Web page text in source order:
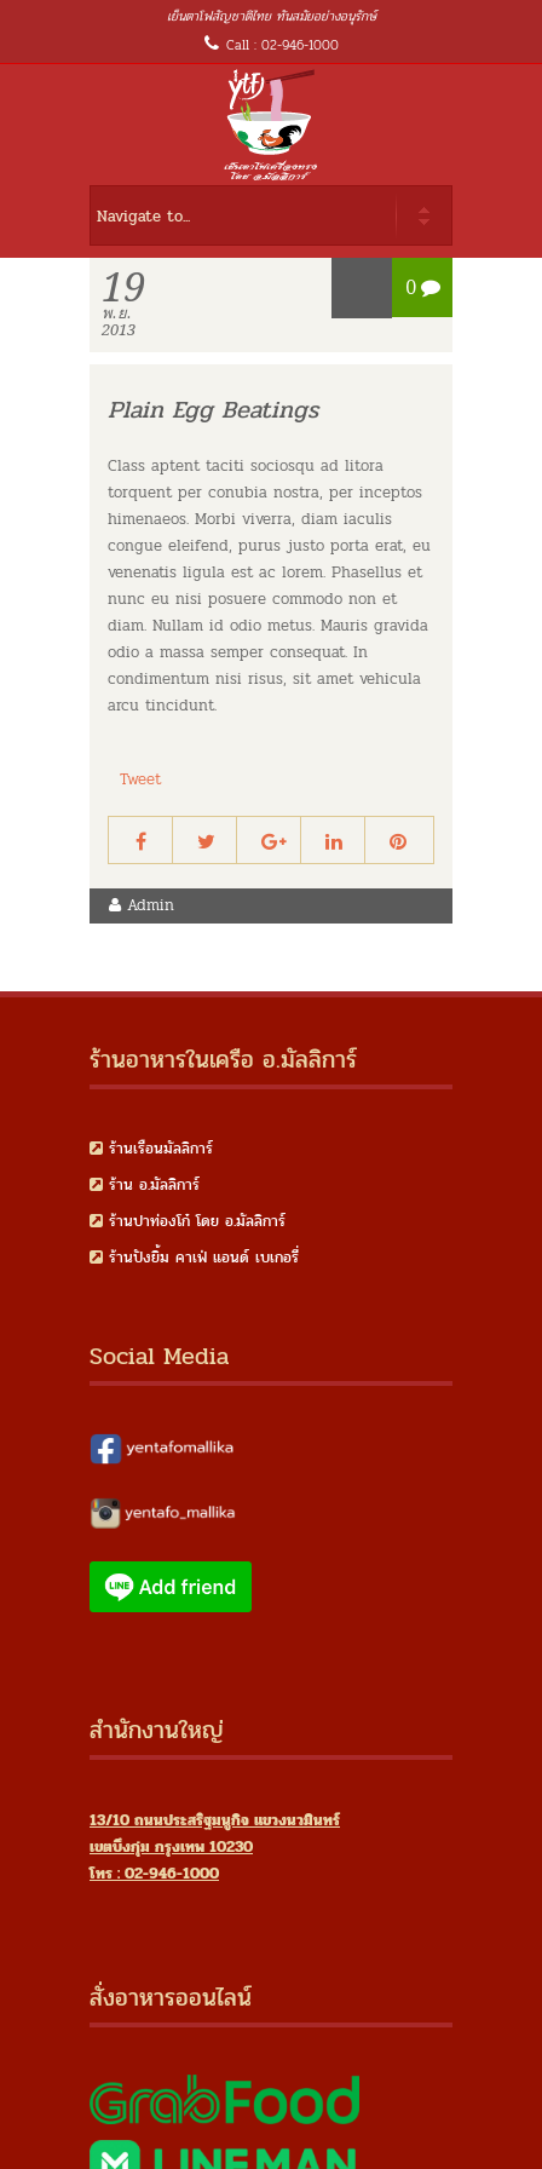
เย็นตาโฟสัญชาติไทย ทันสมัยอย่างอนุรักษ์
Call : 02-946-1000
19
พ.ย.
2013
0
Plain Egg Beatings
Class aptent taciti sociosqu ad litora
torquent per conubia nostra, per inceptos
himenaeos. Morbi viverra, diam iaculis
congue eleifend, purus justo porta erat, eu
venenatis ligula est ac lorem. Phasellus et
nunc eu nisi posuere commodo non et
diam. Nullam id odio metus. Mauris gravida
odio a massa semper consequat. In
condimentum nisi risus, sit amet vehicula
arcu tincidunt.
Tweet
Admin
ร้านอาหารในเครือ อ.มัลลิการ์
ร้านเรือนมัลลิการ์
ร้าน อ.มัลลิการ์
ร้านปาท่องโก๋ โดย อ.มัลลิการ์
ร้านปังยิ้ม คาเฟ่ แอนด์ เบเกอรี่
Social Media
สำนักงานใหญ่
13/10 ถนนประสริฐมนูกิจ แขวงนวมินทร์
เขตบึงกุ่ม กรุงเทพ 10230
โทร : 02-946-1000
สั่งอาหารออนไลน์